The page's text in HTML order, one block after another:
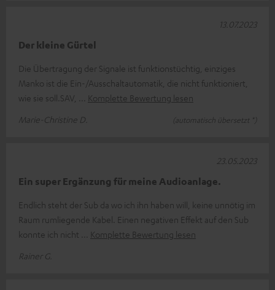
Der kleine Gürtel
Die Übertragung der Signale ist funktionstüchtig, einziges
Manko ist die Ein-/Ausschaltautomatik, die nicht funktioniert,
wie sie soll.SAV,
Komplette Bewertung lesen
Marie-Christine D.
(automatisch übersetzt *)
13.07.2023
Ein super Ergänzung für meine Audioanlage.
Endlich steht der Sub da wo ich ihn haben will, keine unnötig im
Raum rumliegende Kabel. Einen negativen Effekt auf den Sub
konnte ich nicht
Komplette Bewertung lesen
Rainer G.
23.05.2023